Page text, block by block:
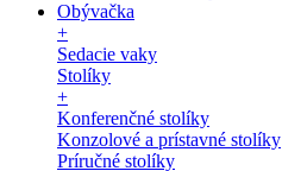
Obývačka
+
Sedacie vaky
Stolíky
+
Konferenčné stolíky
Konzolové a prístavné stolíky
Príručné stolíky